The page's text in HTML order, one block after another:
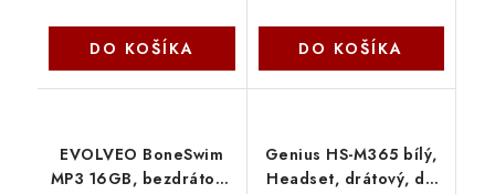
DO KOŠÍKA DO KOŠÍKA
EVOLVEO BoneSwim
MP3 16GB, bezdrátová
Genius HS-M365 bílý,
Headset, drátový, do